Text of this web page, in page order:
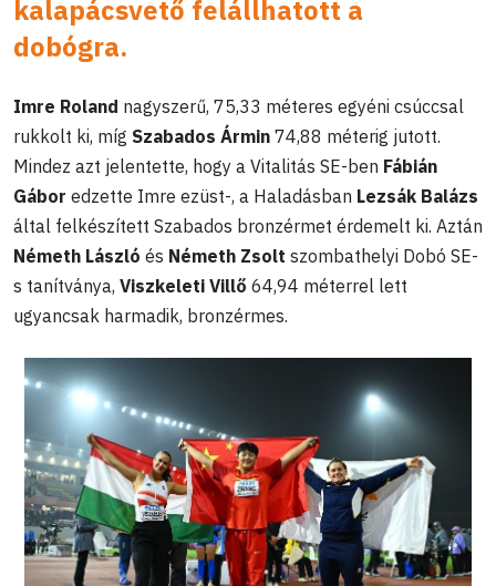
kalapácsvető felállhatott a
dobógra.
Imre Roland nagyszerű, 75,33 méteres egyéni csúccsal
rukkolt ki, míg Szabados Ármin 74,88 méterig jutott.
Mindez azt jelentette, hogy a Vitalitás SE-ben Fábián
Gábor edzette Imre ezüst-, a Haladásban Lezsák Balázs
által felkészített Szabados bronzérmet érdemelt ki. Aztán
Németh László és Németh Zsolt szombathelyi Dobó SE-
s tanítványa, Viszkeleti Villő 64,94 méterrel lett
ugyancsak harmadik, bronzérmes.